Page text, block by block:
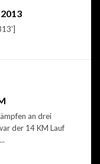
an drei
der 14 KM Lauf